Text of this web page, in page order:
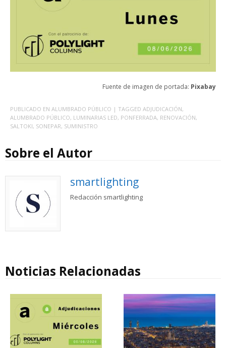
Fuente de imagen de portada: Pixabay
PUBLICADO EN ALUMBRADO PÚBLICO | TAGGED ADJUDICACIÓN,
ALUMBRADO PÚBLICO, LUMINARIAS LED, PONFERRADA, RENOVACIÓN,
SALTOKI, SONEPAR, SUMINISTRO
Sobre el Autor
smartlighting
Redacción smartlighting
Noticias Relacionadas